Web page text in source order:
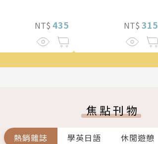
磅新作！
NT$ 435 NT$ 315
焦點刊物
熱銷雜誌 學英日語 休閒遊憩